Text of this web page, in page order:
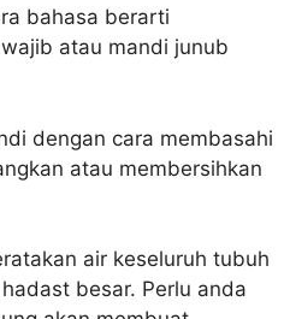
bahasa berarti
atau mandi junub
dengan cara membasahi
atau membersihkan
air keseluruh tubuh
besar. Perlu anda